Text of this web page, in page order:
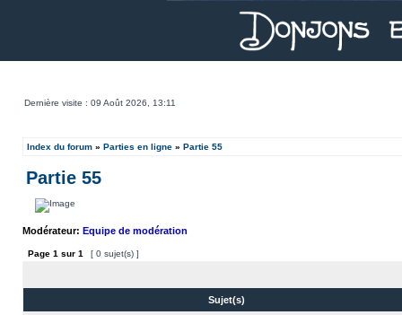
Dernière visite : 09 Août 2026, 13:11
Index du forum » Parties en ligne » Partie 55
Partie 55
Modérateur: Equipe de modération
Page 1 sur 1 [ 0 sujet(s) ]
Sujet(s)